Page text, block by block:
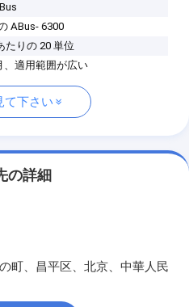
ABus- 6300
たりの 20 単位
、適用範囲が広い
て下さい
の詳細
町、昌平区、北京、中華人民